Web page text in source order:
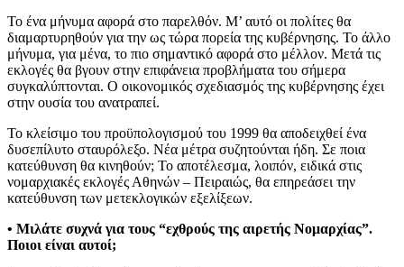
Το ένα μήνυμα αφορά στο παρελθόν. Μ’ αυτό οι πολίτες θα
διαμαρτυρηθούν για την ως τώρα πορεία της κυβέρνησης. Το άλλο
μήνυμα, για μένα, το πιο σημαντικό αφορά στο μέλλον. Μετά τις
εκλογές θα βγουν στην επιφάνεια προβλήματα του σήμερα
συγκαλύπτονται. Ο οικονομικός σχεδιασμός της κυβέρνησης έχει
στην ουσία του ανατραπεί.
Το κλείσιμο του προϋπολογισμού του 1999 θα αποδειχθεί ένα
δυσεπίλυτο σταυρόλεξο. Νέα μέτρα συζητούνται ήδη. Σε ποια
κατεύθυνση θα κινηθούν; Το αποτέλεσμα, λοιπόν, ειδικά στις
νομαρχιακές εκλογές Αθηνών – Πειραιώς, θα επηρεάσει την
κατεύθυνση των μετεκλογικών εξελίξεων.
• Μιλάτε συχνά για τους “εχθρούς της αιρετής Νομαρχίας”.
Ποιοι είναι αυτοί;